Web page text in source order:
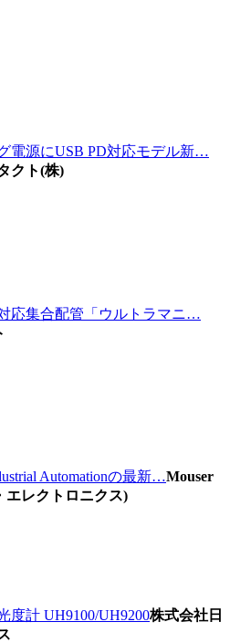
電源にUSB PD対応モデル新…
クト(株)
応集合配管「ウルトラマニ…
Automationの最新…Mouser
エレクトロニクス)
度計 UH9100/UH9200株式会社日